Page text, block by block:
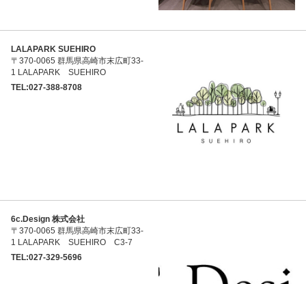
LALAPARK SUEHIRO
〒370-0065 群馬県高崎市末広町33-
1 LALAPARK SUEHIRO
TEL:027-388-8708
6c.Design 株式会社
〒370-0065 群馬県高崎市末広町33-
1 LALAPARK SUEHIRO C3-7
TEL:027-329-5696